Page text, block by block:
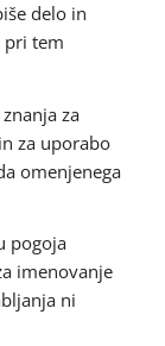
delo in
pri tem
za
za uporabo
omenjenega
pogoja
imenovanje
ni